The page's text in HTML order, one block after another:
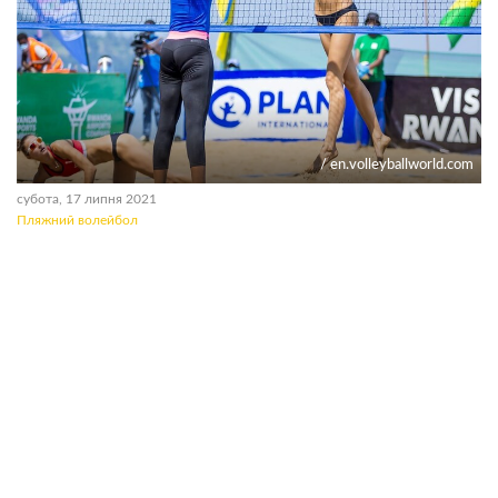
/ en.volleyballworld.com
субота, 17 липня 2021
Пляжний волейбол